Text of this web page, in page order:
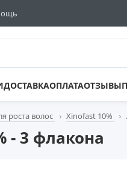
ДОСТАВКАОПЛАТАОТЗЫВЫ
роста волос Xinofast 10%
- 3 флакона